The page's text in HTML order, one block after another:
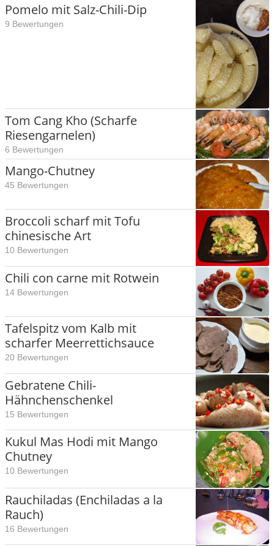
Pomelo mit Salz-Chili-Dip
9 Bewertungen
Tom Cang Kho (Scharfe
Riesengarnelen)
6 Bewertungen
Mango-Chutney
45 Bewertungen
Broccoli scharf mit Tofu
chinesische Art
10 Bewertungen
Chili con carne mit Rotwein
14 Bewertungen
Tafelspitz vom Kalb mit
scharfer Meerrettichsauce
20 Bewertungen
Gebratene Chili-
Hähnchenschenkel
15 Bewertungen
Kukul Mas Hodi mit Mango
Chutney
10 Bewertungen
Rauchiladas (Enchiladas a la
Rauch)
16 Bewertungen